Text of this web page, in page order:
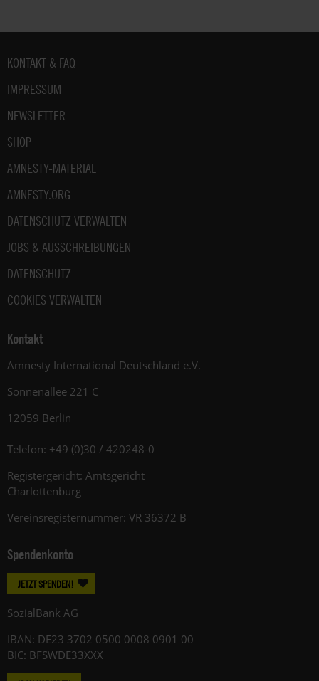
Fußbereich
KONTAKT & FAQ
IMPRESSUM
NEWSLETTER
SHOP
AMNESTY-MATERIAL
AMNESTY.ORG
DATENSCHUTZ VERWALTEN
JOBS & AUSSCHREIBUNGEN
DATENSCHUTZ
COOKIES VERWALTEN
Kontakt
Amnesty International Deutschland e.V.
Sonnenallee 221 C
12059 Berlin
Telefon: +49 (0)30 / 420248-0
Registergericht: Amtsgericht
Charlottenburg
Vereinsregisternummer: VR 36372 B
Spendenkonto
JETZT SPENDEN!
SozialBank AG
IBAN: DE23 3702 0500 0008 0901 00
BIC: BFSWDE33XXX